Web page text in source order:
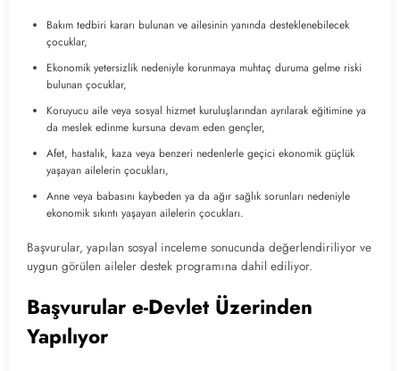
Bakım tedbiri kararı bulunan ve ailesinin yanında desteklenebilecek
çocuklar,
Ekonomik yetersizlik nedeniyle korunmaya muhtaç duruma gelme riski
bulunan çocuklar,
Koruyucu aile veya sosyal hizmet kuruluşlarından ayrılarak eğitimine ya
da meslek edinme kursuna devam eden gençler,
Afet, hastalık, kaza veya benzeri nedenlerle geçici ekonomik güçlük
yaşayan ailelerin çocukları,
Anne veya babasını kaybeden ya da ağır sağlık sorunları nedeniyle
ekonomik sıkıntı yaşayan ailelerin çocukları.
Başvurular, yapılan sosyal inceleme sonucunda değerlendiriliyor ve
uygun görülen aileler destek programına dahil ediliyor.
Başvurular e-Devlet Üzerinden
Yapılıyor